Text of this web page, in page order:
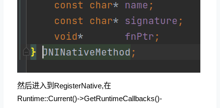
然后进入到 RegisterNative,在
Runtime::Current()->GetRuntimeCallbacks()-